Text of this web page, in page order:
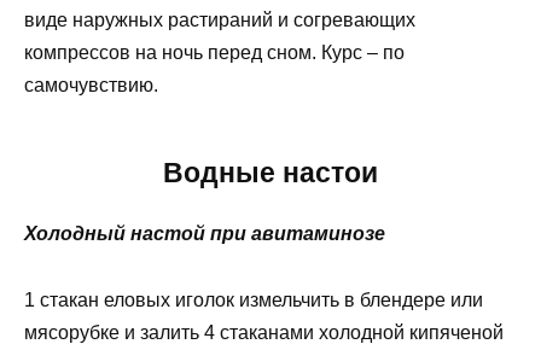
виде наружных растираний и согревающих
компрессов на ночь перед сном. Курс – по
самочувствию.
Водные настои
Холодный настой при авитаминозе
1 стакан еловых иголок измельчить в блендере или
мясорубке и залить 4 стаканами холодной кипяченой